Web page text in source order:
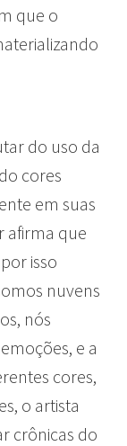
que o
do uso da
cores
em suas
afirma que
isso
nuvens
nós
e a
cores,
o artista
crônicas do